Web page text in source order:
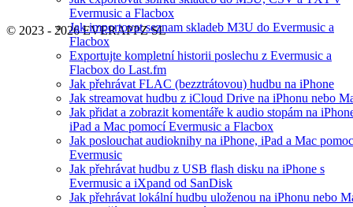
Evermusic a Flacbox
Jak importovat seznam skladeb M3U do Evermusic a
Flacbox
Exportujte kompletní historii poslechu z Evermusic a
Flacbox do Last.fm
Jak přehrávat FLAC (bezztrátovou) hudbu na iPhone
Jak streamovat hudbu z iCloud Drive na iPhonu nebo
Jak přidat a zobrazit komentáře k audio stopám na
iPad a Mac pomocí Evermusic a Flacbox
Jak poslouchat audioknihy na iPhone, iPad a Mac
Evermusic
Jak přehrávat hudbu z USB flash disku na iPhone s
Evermusic a iXpand od SanDisk
Jak přehrávat lokální hudbu uloženou na iPhonu nebo
© 2023 - 2026 EVERAPPZ SL